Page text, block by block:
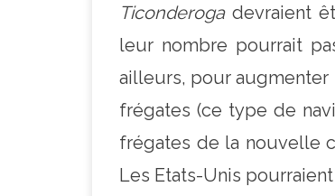
Ticonderogadevraient
leur nombre pourrait
ailleurs, pour
frégates (ce type de
frégates de la nouvelle
Les Etats-Unis